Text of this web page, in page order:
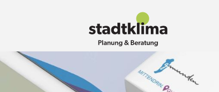
Direkt
zum